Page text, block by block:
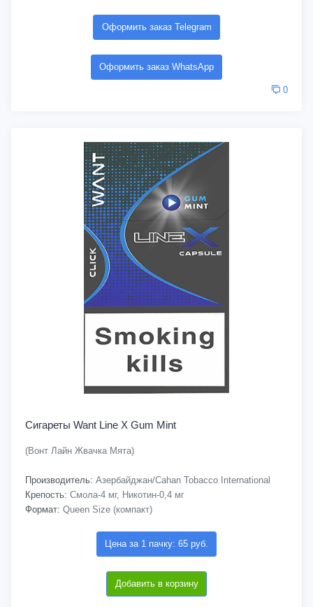
Оформить заказ Telegram
Оформить заказ WhatsApp
0
Сигареты Want Line X Gum Mint
(Вонт Лайн Жвачка Мята)
Производитель: Азербайджан/Cahan Tobacco International
Крепость: Смола-4 мг, Никотин-0,4 мг
Формат: Queen Size (компакт)
Цена за 1 пачку: 65 руб.
Добавить в корзину